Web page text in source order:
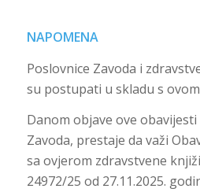
NAPOMENA
Poslovnice Zavoda i
su postupati u skladu s
Danom objave ove
Zavoda, prestaje da važi
sa ovjerom zdravstvene
24972/25 od 27.11.2025.